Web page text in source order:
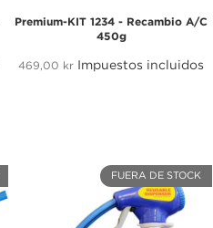
Premium-KIT 1234 - Recambio A/C
450g
469,00 kr Impuestos incluidos
FUERA DE STOCK